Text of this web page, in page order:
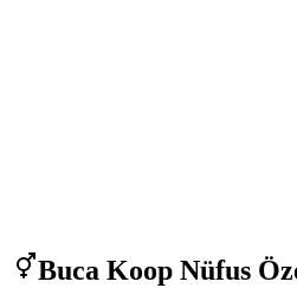
Buca Koop Nüfus